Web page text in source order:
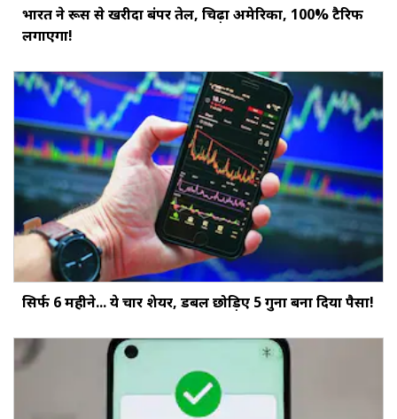
भारत ने रूस से खरीदा बंपर तेल, चिढ़ा अमेरिका, 100% टैरिफ
लगाएगा!
सिर्फ 6 महीने... ये चार शेयर, डबल छोड़‍िए 5 गुना बना दिया पैसा!